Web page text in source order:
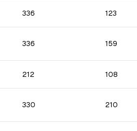
336 123
336 159
212 108
330 210